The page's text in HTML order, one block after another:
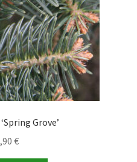
la
página
de
producto
Grove’
€